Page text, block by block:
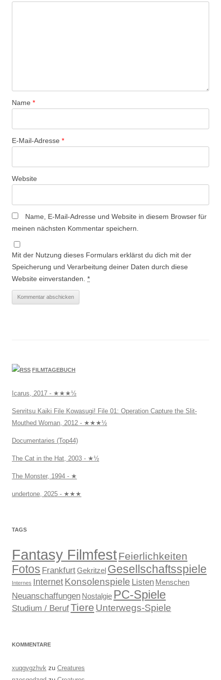
Name *
E-Mail-Adresse *
Website
Name, E-Mail-Adresse und Website in diesem Browser für
meinen nächsten Kommentar speichern.
Mit der Nutzung dieses Formulars erklärst du dich mit der
Speicherung und Verarbeitung deiner Daten durch diese
Website einverstanden. *
FILMTAGEBUCH
Icarus, 2017 - ★★★½
Senritsu Kaiki File Kowasugi! File 01: Operation Capture the Slit-
Mouthed Woman, 2012 - ★★★½
Documentaries (Top44)
The Cat in the Hat, 2003 - ★½
The Monster, 1994 - ★
undertone, 2025 - ★★★
TAGS
Fantasy FilmfestFeierlichkeiten
Fotos FrankfurtGekritzel Gesellschaftsspiele
Internes Internet Konsolenspiele Listen Menschen
Neuanschaffungen Nostalgie PC-Spiele
Studium / BerufTiere Unterwegs-Spiele
KOMMENTARE
xuqgvgzhvk zu Creatures